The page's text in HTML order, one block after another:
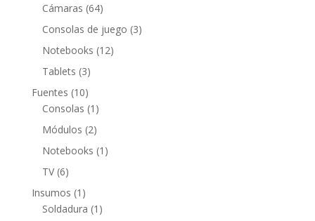
productos
Cámaras 6464
productos
Consolas de juego 33
Notebooks 1212
Tablets 33
productos
Fuentes 1010
productos
Consolas 1 1
producto
Módulos 22
productos
Notebooks 1 1
TV 66
productos
Insumos 1 1
producto
Soldadura 1 1